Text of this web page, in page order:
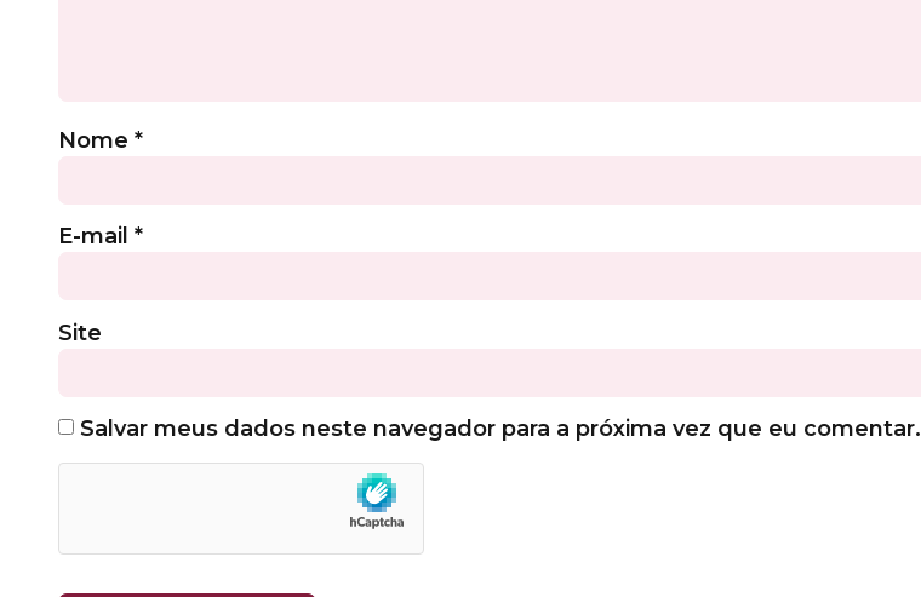
Nome *
E-mail *
Site
Salvar meus dados neste navegador para a próxima vez que eu comentar.